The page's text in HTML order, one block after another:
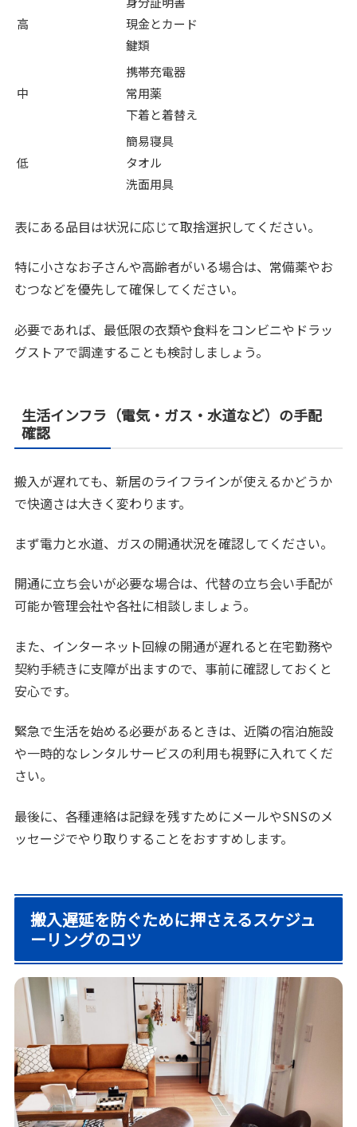
高
現金とカード
鍵類
中
携帯充電器
常用薬
下着と着替え
低
簡易寝具
タオル
洗面用具
表にある品目は状況に応じて取捨選択してください。
特に小さなお子さんや高齢者がいる場合は、常備薬やお
むつなどを優先して確保してください。
必要であれば、最低限の衣類や食料をコンビニやドラッ
グストアで調達することも検討しましょう。
生活インフラ（電気・ガス・水道など）の手配
確認
搬入が遅れても、新居のライフラインが使えるかどうか
で快適さは大きく変わります。
まず電力と水道、ガスの開通状況を確認してください。
開通に立ち会いが必要な場合は、代替の立ち会い手配が
可能か管理会社や各社に相談しましょう。
また、インターネット回線の開通が遅れると在宅勤務や
契約手続きに支障が出ますので、事前に確認しておくと
安心です。
緊急で生活を始める必要があるときは、近隣の宿泊施設
や一時的なレンタルサービスの利用も視野に入れてくだ
さい。
最後に、各種連絡は記録を残すためにメールやSNSのメ
ッセージでやり取りすることをおすすめします。
搬入遅延を防ぐために押さえるスケジュ
ーリングのコツ